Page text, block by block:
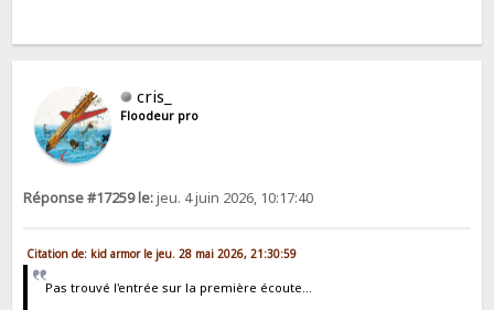
cris_
Floodeur pro
Réponse #17259 le:jeu. 4 juin 2026, 10:17:40
Citation de: kid armor le jeu. 28 mai 2026, 21:30:59
Pas trouvé l'entrée sur la première écoute...